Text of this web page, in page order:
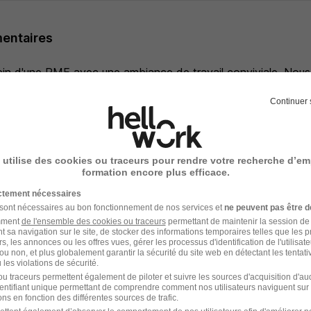
d'une PME avec une ambiance de travail conviviale.
en face de la Tour Eiffel. Nous avons une salle de
Beaugrenelle à 3 min, et de nombreux bars vivantsContinuer
utilise des cookies ou traceurs pour rendre votre recherche
formation encore plus efficace.
nécessaires
nécessaires au bon fonctionnement de nos services et ne peuvent pas être
de l'ensemble des cookies ou traceurspermettant de maintenir la session
sa navigation sur le site, de stocker des informations temporaires telles que les
les annonces ou les offres vues, gérer les processus d'identification de
non, et plus globalement garantir la sécurité du site web en détectant les
violations de sécurité.
traceurs permettent également de piloter et suivre les sources d'acquisition
unique permettant de comprendre comment nos utilisateurs naviguent sur
en fonction des différentes sources de trafic.